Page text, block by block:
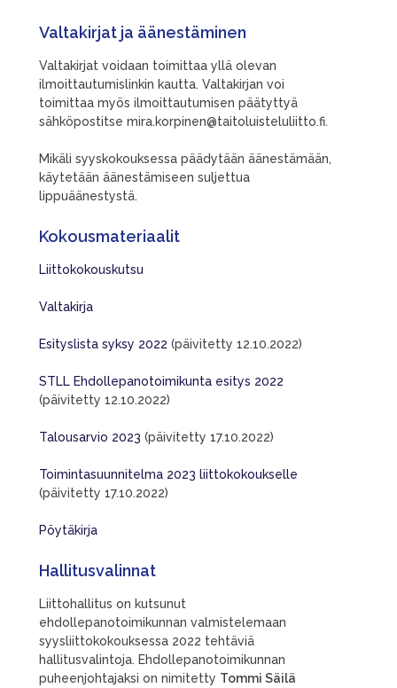
Valtakirjat ja äänestäminen
Valtakirjat voidaan toimittaa yllä olevan
ilmoittautumislinkin kautta. Valtakirjan voi
toimittaa myös ilmoittautumisen päätyttyä
sähköpostitse mira.korpinen@taitoluisteluliitto.fi.
Mikäli syyskokouksessa päädytään äänestämään,
käytetään äänestämiseen suljettua
lippuäänestystä.
Kokousmateriaalit
Liittokokouskutsu
Valtakirja
Esityslista syksy 2022 (päivitetty 12.10.2022)
STLL Ehdollepanotoimikunta esitys 2022
(päivitetty 12.10.2022)
Talousarvio 2023 (päivitetty 17.10.2022)
Toimintasuunnitelma 2023 liittokokoukselle
(päivitetty 17.10.2022)
Pöytäkirja
Hallitusvalinnat
Liittohallitus on kutsunut
ehdollepanotoimikunnan valmistelemaan
syysliittokokouksessa 2022 tehtäviä
hallitusvalintoja. Ehdollepanotoimikunnan
puheenjohtajaksi on nimitetty Tommi Säilä